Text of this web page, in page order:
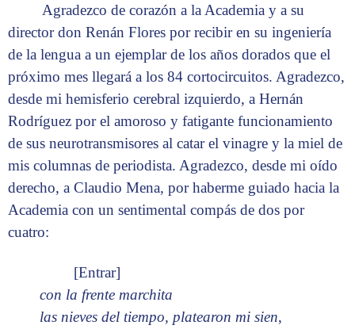
Agradezco de corazón a la Academia y a su
director don Renán Flores por recibir en su ingeniería
de la lengua a un ejemplar de los años dorados que el
próximo mes llegará a los 84 cortocircuitos. Agradezco,
desde mi hemisferio cerebral izquierdo, a Hernán
Rodríguez por el amoroso y fatigante funcionamiento
de sus neurotransmisores al catar el vinagre y la miel de
mis columnas de periodista. Agradezco, desde mi oído
derecho, a Claudio Mena, por haberme guiado hacia la
Academia con un sentimental compás de dos por
cuatro:
[Entrar]
con la frente marchita
las nieves del tiempo, platearon mi sien,